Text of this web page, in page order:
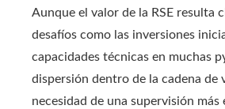
Aunque el valor de la RSE resulta
desafíos como las inversiones
capacidades técnicas en muchas
dispersión dentro de la cadena de
necesidad de una supervisión más